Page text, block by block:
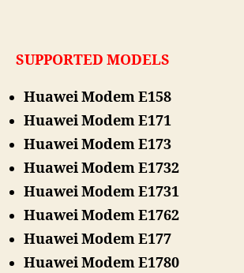
SUPPORTED MODELS
Huawei Modem E158
Huawei Modem E171
Huawei Modem E173
Huawei Modem E1732
Huawei Modem E1731
Huawei Modem E1762
Huawei Modem E177
Huawei Modem E1780